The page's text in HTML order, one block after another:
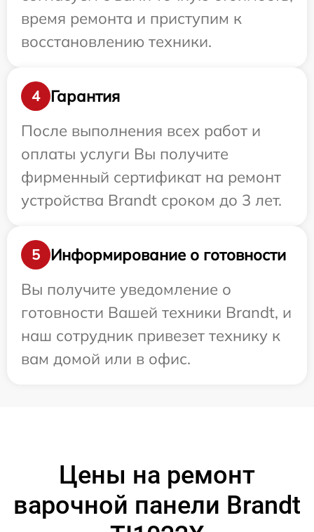
время ремонта и приступим к
восстановлению техники.
4
Гарантия
После выполнения всех работ и
оплаты услуги Вы получите
фирменный сертификат на ремонт
устройства Brandt сроком до 3 лет.
5
Информирование о готовности
Вы получите уведомление о
готовности Вашей техники Brandt, и
наш сотрудник привезет технику к
вам домой или в офис.
Цены на ремонт
варочной панели Brandt